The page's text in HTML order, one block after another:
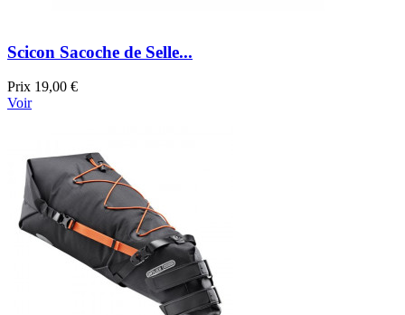
Scicon Sacoche de Selle...
Prix 19,00 €
Voir